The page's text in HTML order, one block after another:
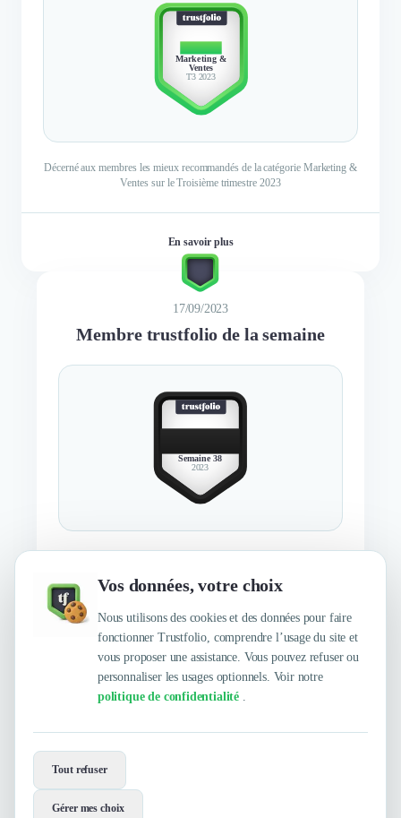
Vos données, votre choix
Nous utilisons des cookies et des données pour faire
fonctionner Trustfolio, comprendre l’usage du site et
vous proposer une assistance. Vous pouvez refuser ou
personnaliser les usages optionnels. Voir notre
politique de confidentialité .
Tout refuser
Gérer mes choix
TOP 10
Marketing &
Ventes
T3 2023
Décerné aux membres les mieux recommandés de la catégorie Marketing &
Ventes sur le Troisième trimestre 2023
En savoir plus
17/09/2023
Membre trustfolio de la semaine
BEST
Semaine 38
2023
En savoir plus
Contactez-les maintenant !